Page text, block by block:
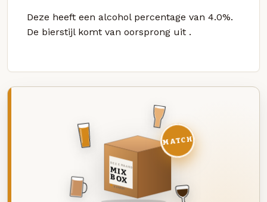
Deze heeft een alcohol percentage van 4.0%.
De bierstijl komt van oorsprong uit .
DEZE MAAND
MIX
BOX
8 BIEREN
MATCH